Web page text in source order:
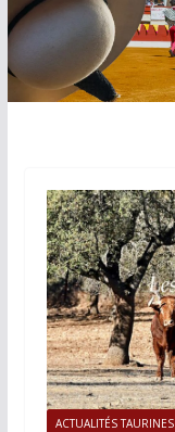
ACTUALITÉS TAURINES